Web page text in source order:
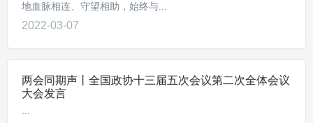
地血脉相连、守望相助，始终与...
2022-03-07
两会同期声丨全国政协十三届五次会议第二次全体会议
大会发言